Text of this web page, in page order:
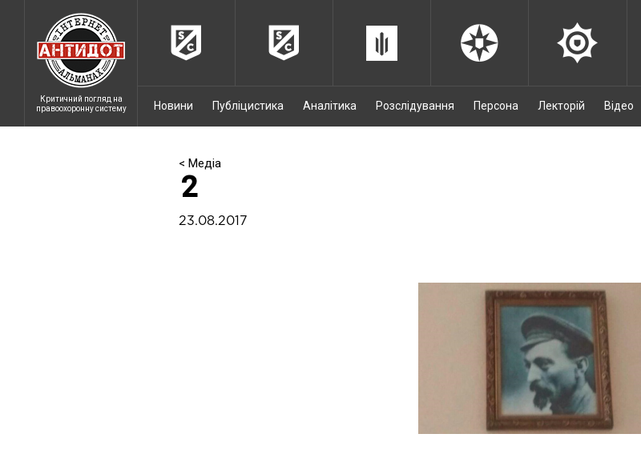
Критичний погляд на
правоохоронну систему
Новини Публіцистика Аналітика Розслідування Персона Лекторій Відео
< Медіа
2
23.08.2017